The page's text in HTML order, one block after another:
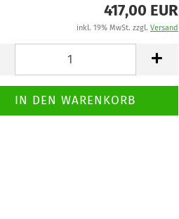
417,00 EUR
inkl. 19% MwSt. zzgl. Versand